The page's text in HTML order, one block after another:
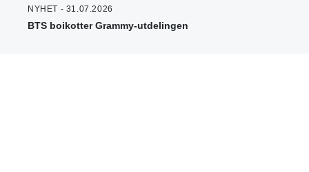
NYHET - 31.07.2026
BTS boikotter Grammy-utdelingen